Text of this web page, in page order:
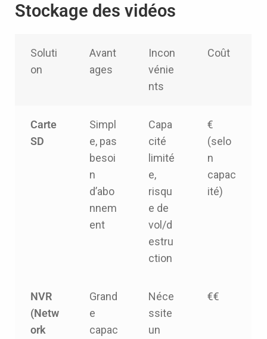
Stockage des vidéos
Soluti
on
Avant
ages
Incon
vénie
nts
Coût
Carte
SD
Simpl
e, pas
besoi
n
d’abo
nnem
ent
Capa
cité
limité
e,
risqu
e de
vol/d
estru
ction
€
(selo
n
capac
ité)
NVR
(Netw
ork
Grand
e
capac
Néce
ssite
un
€€